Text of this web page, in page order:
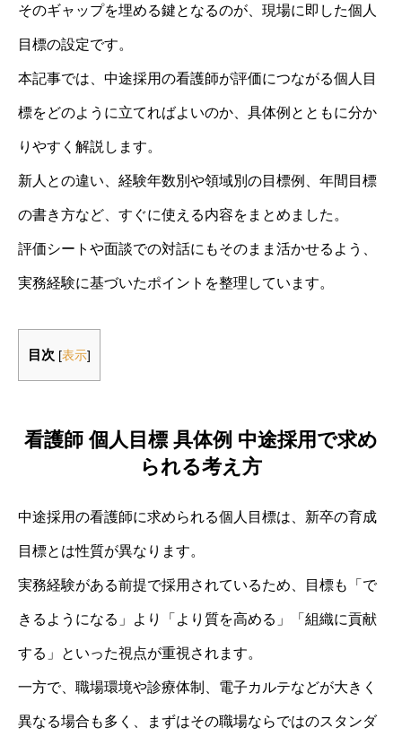
そのギャップを埋める鍵となるのが、現場に即した個人
目標の設定です。
本記事では、中途採用の看護師が評価につながる個人目
標をどのように立てればよいのか、具体例とともに分か
りやすく解説します。
新人との違い、経験年数別や領域別の目標例、年間目標
の書き方など、すぐに使える内容をまとめました。
評価シートや面談での対話にもそのまま活かせるよう、
実務経験に基づいたポイントを整理しています。
目次 [表示]
看護師 個人目標 具体例 中途採用で求め
られる考え方
中途採用の看護師に求められる個人目標は、新卒の育成
目標とは性質が異なります。
実務経験がある前提で採用されているため、目標も「で
きるようになる」より「より質を高める」「組織に貢献
する」といった視点が重視されます。
一方で、職場環境や診療体制、電子カルテなどが大きく
異なる場合も多く、まずはその職場ならではのスタンダ